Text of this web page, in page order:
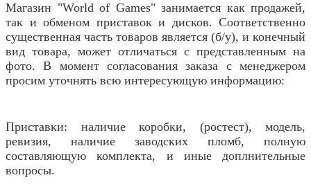
Магазин "World of Games" занимается как продажей,
так и обменом приставок и дисков. Соответственно
существенная часть товаров является (б/у), и конечный
вид товара, может отличаться с представленным на
фото. В момент согласования заказа с менеджером
просим уточнять всю интересующую информацию:
Приставки: наличие коробки, (ростест), модель,
ревизия, наличие заводских пломб, полную
составляющую комплекта, и иные доплнительные
вопросы.